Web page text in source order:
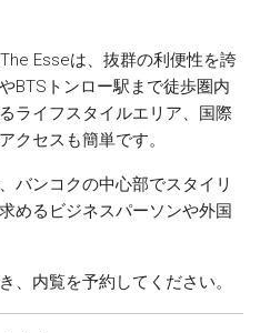
Esseは、抜群の利便性を誇
BTSトンロー駅まで徒歩圏内
ライフスタイルエリア、国際
クセスも簡単です。
バンコクの中心部でスタイリ
めるビジネスパーソンや外国
、内覧を予約してください。